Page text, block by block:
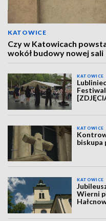
KATOWICE
Czy w Katowicach
wokół budowy nowej sali
KATOWICE
KATOWICE
biskupa
KATOWICE
Wierni